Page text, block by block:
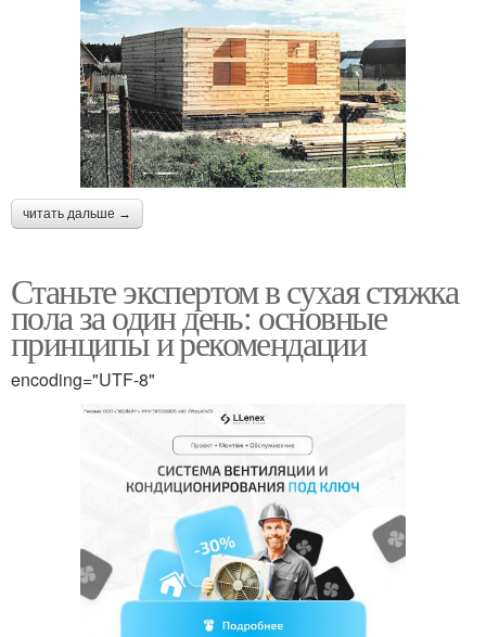
читать дальше →
Станьте экспертом в сухая стяжка
пола за один день: основные
принципы и рекомендации
encoding="UTF-8"